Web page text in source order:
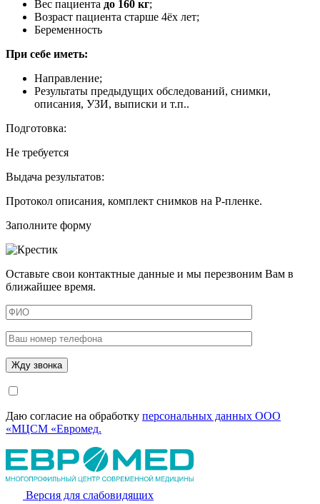
Вес пациента до 160 кг;
Возраст пациента старше 4ёх лет;
Беременность
При себе иметь:
Направление;
Результаты предыдущих обследований, снимки,
описания, УЗИ, выписки и т.п..
Подготовка:
Не требуется
Выдача результатов:
Протокол описания, комплект снимков на Р-пленке.
Заполните форму
Оставьте свои контактные данные и мы перезвоним Вам в
ближайшее время.
Даю согласие на обработку персональных данных ООО
«МЦСМ «Евромед.
Версия для слабовидящих